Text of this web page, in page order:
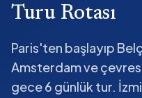
Turu Rotası
Paris'ten başlayıp
Amsterdam ve
gece 6 günlük tur.